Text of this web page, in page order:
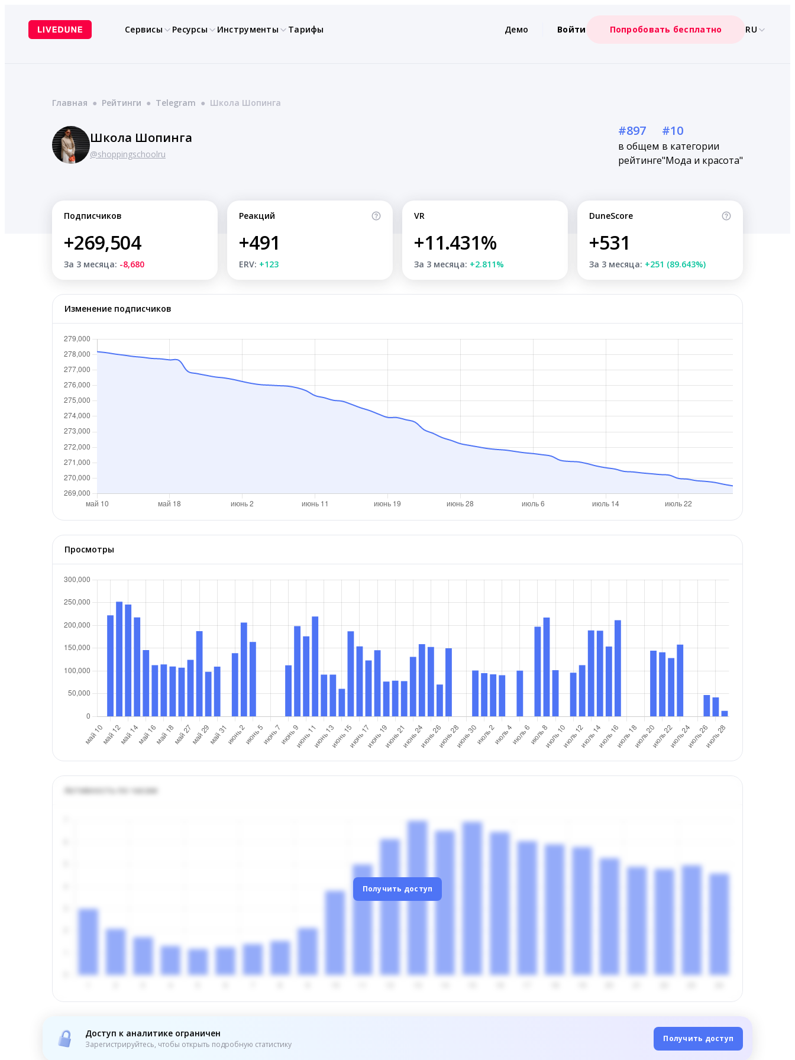
содержимому
Сервисы Ресурсы Инструменты Тарифы Демо Войти Попробовать бесплатно RU
Главная ● Рейтинги ● Telegram ● Школа Шопинга
Школа Шопинга
@shoppingschoolru
#897
в общем
рейтинге
#10
в категории
"Мода и красота"
Подписчиков
+269,504
За 3 месяца: -8,680
Реакций
+491
ERV: +123
VR
+11.431%
За 3 месяца: +2.811%
DuneScore
+531
За 3 месяца: +251 (89.643%)
Изменение подписчиков
Просмотры
Активность по часам
Получить доступ
Доступ к аналитике ограничен
Зарегистрируйтесь, чтобы открыть подробную статистику
Получить доступ